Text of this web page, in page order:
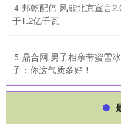
4 邦乾配倍 风能北京宣言
于1.2亿千瓦
5 鼎合网 男子相亲带蜜雪
子：你这气质多好！